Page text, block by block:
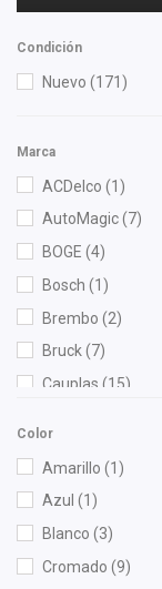
Condición
Nuevo (171)
Marca
ACDelco (1)
AutoMagic(7)
BOGE (4)
Bosch (1)
Brembo (2)
Bruck(7)
Cauplas (15)
Color
Amarillo (1)
Azul (1)
Blanco (3)
Cromado (9)